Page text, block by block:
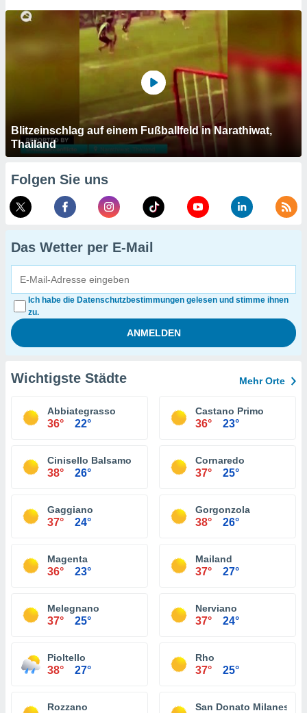
Blitzeinschlag auf einem Fußballfeld in Narathiwat,
Thailand
Folgen Sie uns
Das Wetter per E-Mail
Ich habe die Datenschutzbestimmungen gelesen und stimme ihnen
zu.
Wichtigste Städte Mehr Orte
Abbiategrasso
36° 22°
Castano Primo
36° 23°
Cinisello Balsamo
38° 26°
Cornaredo
37° 25°
Gaggiano
37° 24°
Gorgonzola
38° 26°
Magenta
36° 23°
Mailand
37° 27°
Melegnano
37° 25°
Nerviano
37° 24°
Pioltello
38° 27°
Rho
37° 25°
Rozzano San Donato Milanese